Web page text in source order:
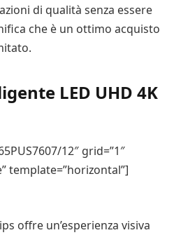
di qualità senza essere
che è un ottimo acquisto
LED UHD 4K
12″ grid=”1″
template=”horizontal”]
offre un’esperienza visiva